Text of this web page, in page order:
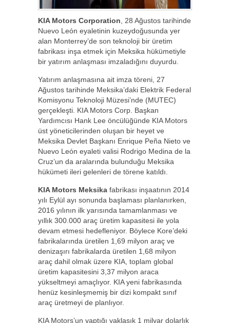
KIA Motors Corporation , 28 Ağustos tarihinde
Nuevo León eyaletinin kuzeydoğusunda yer
alan Monterrey’de son teknoloji bir üretim
fabrikası inşa etmek için Meksika hükümetiyle
bir yatırım anlaşması imzaladığını duyurdu.
Yatırım anlaşmasına ait imza töreni, 27
Ağustos tarihinde Meksika’daki Elektrik Federal
Komisyonu Teknoloji Müzesi’nde (MUTEC)
gerçekleşti. KIA Motors Corp. Başkan
Yardımcısı Hank Lee öncülüğünde KIA Motors
üst yöneticilerinden oluşan bir heyet ve
Meksika Devlet Başkanı Enrique Peña Nieto ve
Nuevo León eyaleti valisi Rodrigo Medina de la
Cruz’un da aralarında bulunduğu Meksika
hükümeti ileri gelenleri de törene katıldı.
KIA Motors Meksika fabrikası inşaatının 2014
yılı Eylül ayı sonunda başlaması planlanırken,
2016 yılının ilk yarısında tamamlanması ve
yıllık 300.000 araç üretim kapasitesi ile yola
devam etmesi hedefleniyor. Böylece Kore’deki
fabrikalarında üretilen 1,69 milyon araç ve
denizaşırı fabrikalarda üretilen 1,68 milyon
araç dahil olmak üzere KIA, toplam global
üretim kapasitesini 3,37 milyon araca
yükseltmeyi amaçlıyor. KIA yeni fabrikasında
henüz kesinleşmemiş bir dizi kompakt sınıf
araç üretmeyi de planlıyor.
KIA Motors’un yaptığı yaklaşık 1 milyar dolarlık